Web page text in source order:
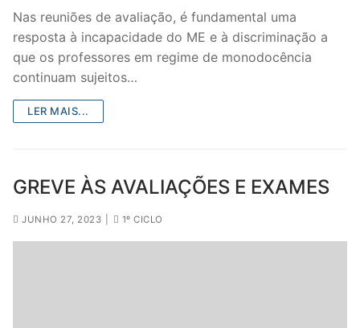
Nas reuniões de avaliação, é fundamental uma
resposta à incapacidade do ME e à discriminação a
que os professores em regime de monodocência
continuam sujeitos…
LER MAIS...
GREVE ÀS AVALIAÇÕES E EXAMES
JUNHO 27, 2023 1º CICLO